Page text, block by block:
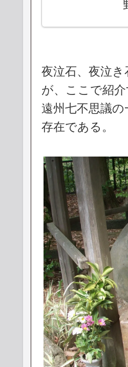
夜泣石、夜泣
が、ここで紹
遠州七不思議
存在である。